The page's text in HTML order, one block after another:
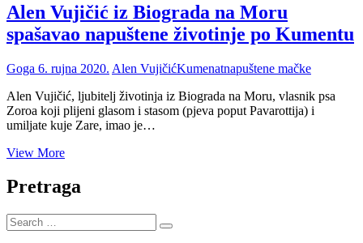
Alen Vujičić iz Biograda na Moru
spašavao napuštene životinje po Kumentu
Goga 6. rujna 2020. Alen VujičićKumenatnapuštene mačke
Alen Vujičić, ljubitelj životinja iz Biograda na Moru, vlasnik psa
Zoroa koji plijeni glasom i stasom (pjeva poput Pavarottija) i
umiljate kuje Zare, imao je…
View MoreAlen
iz
Biograda
Pretraga
Search
…